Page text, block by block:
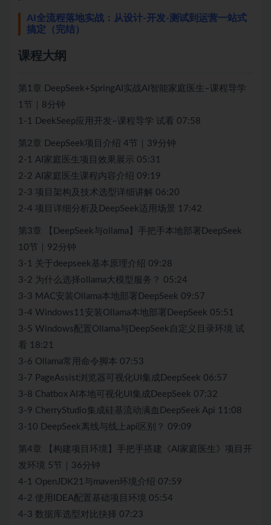
AI全流程落地实战：从设计-开发-测试到运营一站式
搞定（完结）
课程大纲
第1章 DeepSeek+SpringAI实战AI智能家庭医生–课程导学
1节｜8分钟
1-1 DeekSeep应用开发–课程导学 试看 07:58
第2章 DeepSeek项目介绍 4节｜39分钟
2-1 AI家庭医生项目效果展示 05:31
2-2 AI家庭医生课程内容介绍 09:19
2-3 项目架构及技术选型详细讲解 06:20
2-4 项目详细分析及DeepSeek适用场景 17:42
第3章 【DeepSeek与ollama】手把手本地部署DeepSeek
10节｜92分钟
3-1 关于deepseek基本原理介绍 09:28
3-2 为什么选择ollama大模型服务？ 05:24
3-3 MAC安装Ollama本地部署DeepSeek 09:57
3-4 Windows11安装Ollama本地部署DeepSeek 05:51
3-5 Windows配置Ollama与DeepSeek自定义目录环境 试
看 18:21
3-6 Ollama常用命令脚本 07:53
3-7 PageAssist浏览器可视化UI集成DeepSeek 06:57
3-8 Chatbox AI本地可视化UI集成DeepSeek 07:32
3-9 CherryStudio集成硅基流动满血DeepSeek Api 11:08
3-10 DeepSeek离线与线上api区别？ 09:09
第4章 【构建项目环境】手把手搭建《AI家庭医生》项目开
发环境 5节｜36分钟
4-1 OpenJDK21与maven环境介绍 07:59
4-2 使用IDEA配置基础项目环境 05:54
4-3 数据库选型对比抉择 07:23